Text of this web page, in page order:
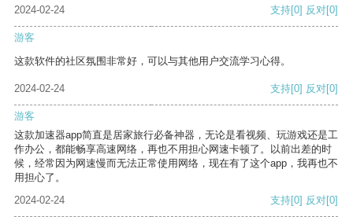
2024-02-24 支持[0] 反对[0]
游客
这款软件的社区氛围非常好，可以与其他用户交流学习心得。
2024-02-24 支持[0] 反对[0]
游客
这款加速器app简直是居家旅行必备神器，无论是看视频、玩游戏还是工
作办公，都能畅享高速网络，再也不用担心网速卡顿了。以前出差的时
候，经常因为网速慢而无法正常使用网络，现在有了这个app，我再也不
用担心了。
2024-02-24
支持[0] 反对[0]